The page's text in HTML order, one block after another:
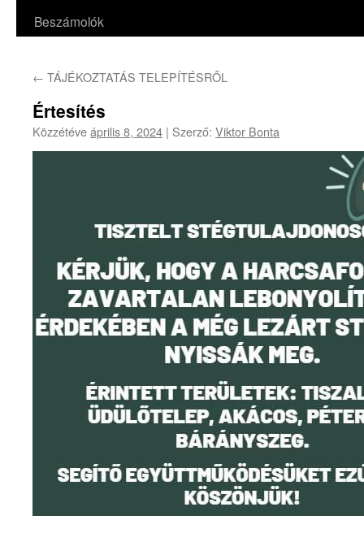
Beszámolók
← TÁJÉKOZTATÁS TELEPÍTÉSRŐL
Értesítés
Közzétéveáprilis 8, 2024 | Szerző: Viktor Bonta